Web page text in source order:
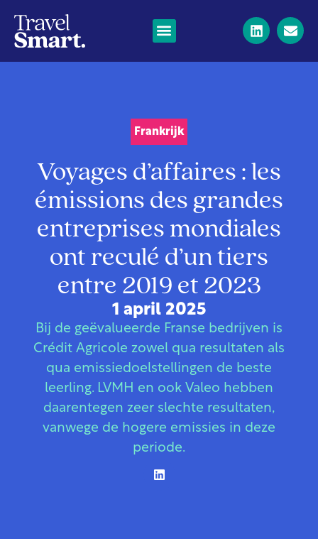
Frankrijk
Voyages d’affaires : les
émissions des grandes
entreprises mondiales
ont reculé d’un tiers
entre 2019 et 2023
1 april 2025
Bij de geëvalueerde Franse bedrijven is
Crédit Agricole zowel qua resultaten als
qua emissiedoelstellingen de beste
leerling. LVMH en ook Valeo hebben
daarentegen zeer slechte resultaten,
vanwege de hogere emissies in deze
periode.